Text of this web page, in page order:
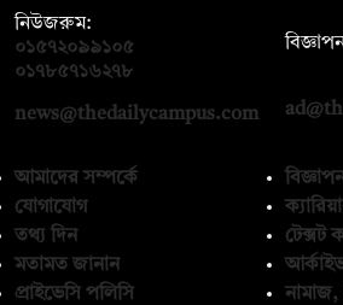
নিউজরুম:
০১৫৭২০৯৯১০৫
০১৭৮৫৭১৬২৭৮
news@thedailycampus.com
আমাদের সম্পর্কে
যোগাযোগ
তথ্য দিন
মতামত জানান
প্রাইভেসি পলিসি
বিজ্ঞাপন
টেক্সট